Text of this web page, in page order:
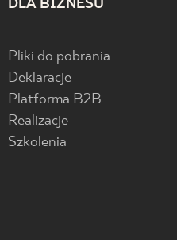
DLA BIZNESU
Pliki do pobrania
Deklaracje
Platforma B2B
Realizacje
Szkolenia